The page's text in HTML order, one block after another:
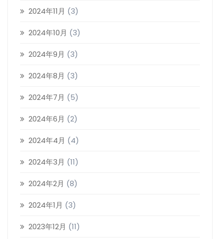
2024年11月 (3)
2024年10月 (3)
2024年9月 (3)
2024年8月 (3)
2024年7月 (5)
2024年6月 (2)
2024年4月 (4)
2024年3月 (11)
2024年2月 (8)
2024年1月 (3)
2023年12月 (11)